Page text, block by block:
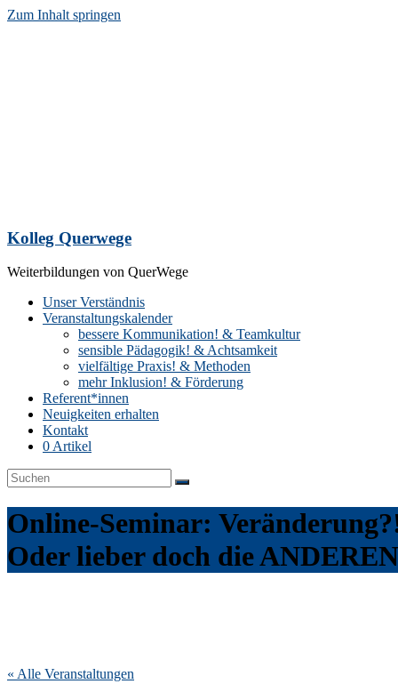
Zum Inhalt springen
Kolleg Querwege
Weiterbildungen von QuerWege
Unser Verständnis
Veranstaltungskalender
bessere Kommunikation! & Teamkultur
sensible Pädagogik! & Achtsamkeit
vielfältige Praxis! & Methoden
mehr Inklusion! & Förderung
Referent*innen
Neuigkeiten erhalten
Kontakt
0 Artikel
Online-Seminar:
Oder lieber doch die
« Alle Veranstaltungen